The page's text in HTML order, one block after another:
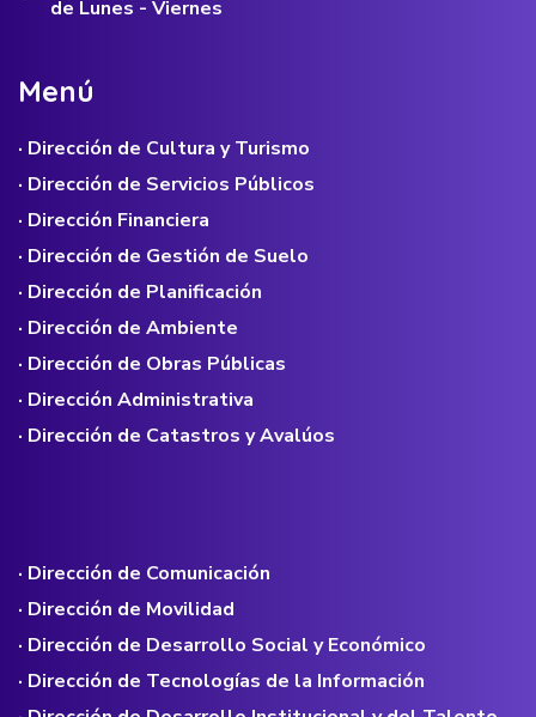
de Lunes - Viernes
Menú
· Dirección de Cultura y Turismo
· Dirección de Servicios Públicos
· Dirección Financiera
· Dirección de Gestión de Suelo
· Dirección de Planificación
· Dirección de Ambiente
· Dirección de Obras Públicas
· Dirección Administrativa
· Dirección de Catastros y Avalúos
· Dirección de Comunicación
· Dirección de Movilidad
· Dirección de Desarrollo Social y Económico
· Dirección de Tecnologías de la Información